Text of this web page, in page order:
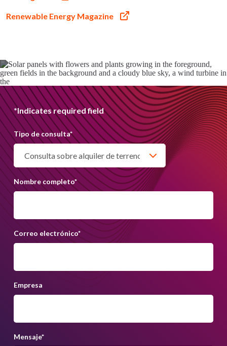
Renewable Energy Magazine
Contáctanos
Siempre estamos disponibles para ayudar con
cualquier consulta. Puedes ponerte en contacto
con nosotros por correo electrónico o
rellenando el formulario.
*Indicates required field
Tipo de consulta*
Nombre completo*
Correo electrónico*
Empresa
Mensaje*